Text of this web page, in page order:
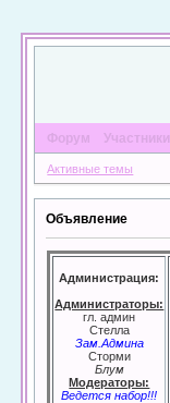
Форум Участники
Активные темы
Объявление
Администрация:
Администраторы:
гл. админ
Стелла
Зам.Админа
Сторми
Блум
Модераторы:
Ведется набор!!!